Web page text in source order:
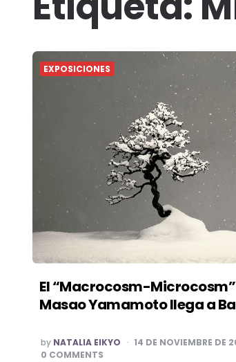
EXPOSICIONES
El “Macrocosm-
Masao Yamamoto llega a
POSTED
BY
by NATALIA EIKYO
14 DE NOVIEMBRE DE
0 COMMENTS